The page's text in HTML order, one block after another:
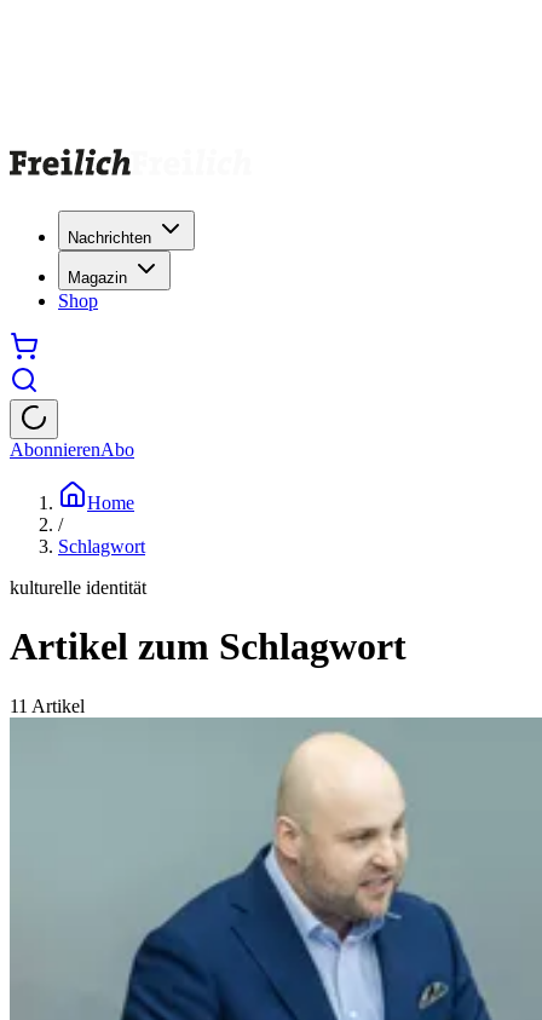
Nachrichten
Magazin
Shop
AbonnierenAbo
Home
/
Schlagwort
kulturelle identität
Artikel zum Schlagwort
11 Artikel